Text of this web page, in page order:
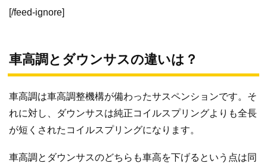
[/feed-ignore]
車高調とダウンサスの違いは？
車高調は車高調整機構が備わったサスペンションです。そ
れに対し、ダウンサスは純正コイルスプリングよりも全長
が短くされたコイルスプリングになります。
車高調とダウンサスのどちらも車高を下げるという点は同